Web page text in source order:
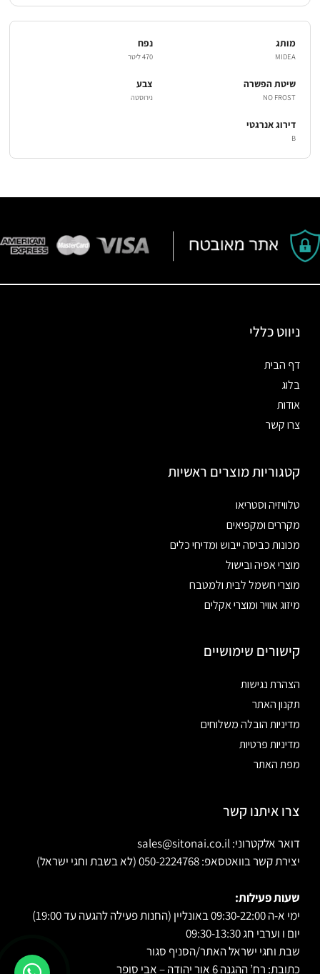
מותג
MIDEA
נפח
470 ליטר
שיטת הפשרה
NO FROST
צבע
נירוסטה
דירוג אנרגטי
B
ניווט כללי
דף הבית
בלוג
אודות
צרו קשר
קטגוריות מוצרים ראשיות
טלוויזיה וסטריאו
מקררים ומקפיאים
מכונות כביסה ייבוש ומדיחי כלים
מוצרי אפיה ובישול
מוצרי חשמל לבית ולמטבח
מיזוג אוויר ומוצרי אקלים
קישורים שימושיים
הצהרת נגישות
תקנון האתר
מדיניות הובלה משלוחים
מדיניות פרטיות
מפת האתר
צרו איתנו קשר
דואר אלקטרוני: sales@sitonai.co.il
יצירת קשר בוואטסאפ: 050-2224768 (לא בשבת וחגי ישראל)
שעות פעילות:
ימי א-ה 09:30-22:00 באונליין (החנות פעילה להגעה עד 19:00)
יום ו וערבי חג 09:30-13:30
שבת וחגי ישראל האתר/הסניף סגור
כתובת: רח’ ההגנה 6 אור יהודה – אבי סופר